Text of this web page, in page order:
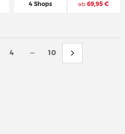
4 Shops ab 69,95 €
4 ... 10